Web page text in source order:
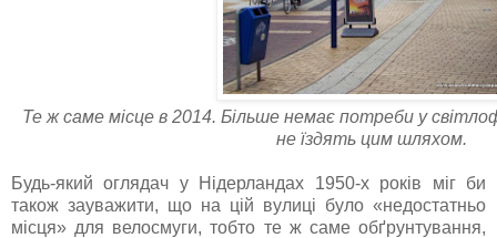
Те ж саме місце в 2014. Більше немає потреби у
не їздять цим шляхом.
Будь-який оглядач у Нідерландах 1950-х років міг би
також зауважити, що на цій вулиці було «недостатньо
місця» для велосмуги, тобто те ж саме обґрунтування,